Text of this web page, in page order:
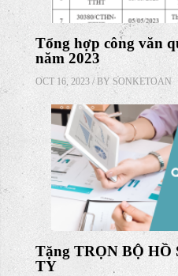
Tổng hợp công văn
năm 2023
OCT 16, 2023 / BY SONKETOAN
Tặng TRỌN BỘ HỒ
TY